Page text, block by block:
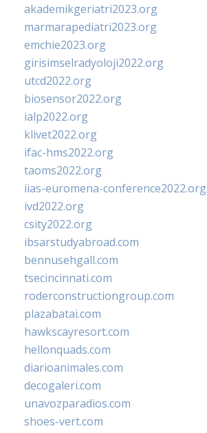
akademikgeriatri2023.org
marmarapediatri2023.org
emchie2023.org
girisimselradyoloji2022.org
utcd2022.org
biosensor2022.org
ialp2022.org
klivet2022.org
ifac-hms2022.org
taoms2022.org
iias-euromena-conference2022.org
ivd2022.org
csity2022.org
ibsarstudyabroad.com
bennusehgall.com
tsecincinnati.com
roderconstructiongroup.com
plazabatai.com
hawkscayresort.com
hellonquads.com
diarioanimales.com
decogaleri.com
unavozparadios.com
shoes-vert.com